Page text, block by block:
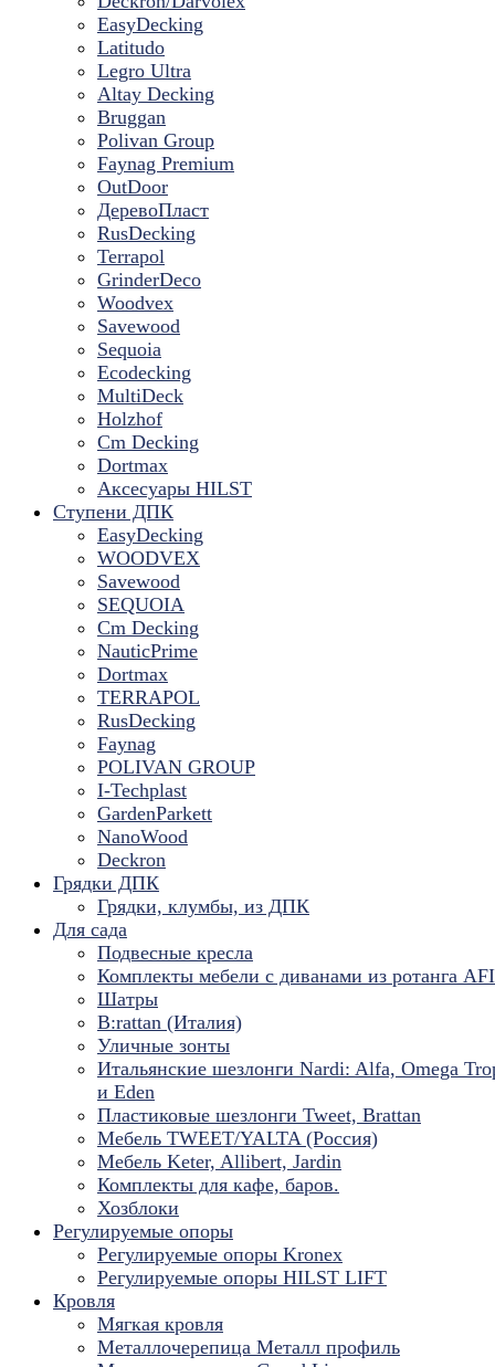
EasyDecking
Latitudo
Legro Ultra
Altay Decking
Bruggan
Polivan Group
Faynag Premium
OutDoor
ДеревоПласт
RusDecking
Terrapol
GrinderDeco
Woodvex
Savewood
Sequoia
Ecodecking
MultiDeck
Holzhof
Cm Decking
Dortmax
Аксесуары HILST
Ступени ДПК
EasyDecking
WOODVEX
Savewood
SEQUOIA
Cm Decking
NauticPrime
Dortmax
TERRAPOL
RusDecking
Faynag
POLIVAN GROUP
I-Techplast
GardenParkett
NanoWood
Deckron
Грядки ДПК
Грядки, клумбы, из ДПК
Для сада
Подвесные кресла
Комплекты мебели с диванами из ротанга
Шатры
B:rattan (Италия)
Уличные зонты
Итальянские шезлонги Nardi: Alfa, Omega
и Eden
Пластиковые шезлонги Tweet, Brattan
Мебель TWEET/YALTA (Россия)
Мебель Keter, Allibert, Jardin
Комплекты для кафе, баров.
Хозблоки
Регулируемые опоры
Регулируемые опоры Kronex
Регулируемые опоры HILST LIFT
Кровля
Мягкая кровля
Металлочерепица Металл профиль